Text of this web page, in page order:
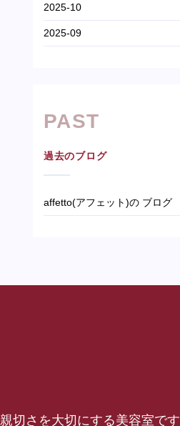
2025-10
2025-09
PAST
過去のブログ
affetto(アフェット)の ブログ
切さを大切にする美容室です